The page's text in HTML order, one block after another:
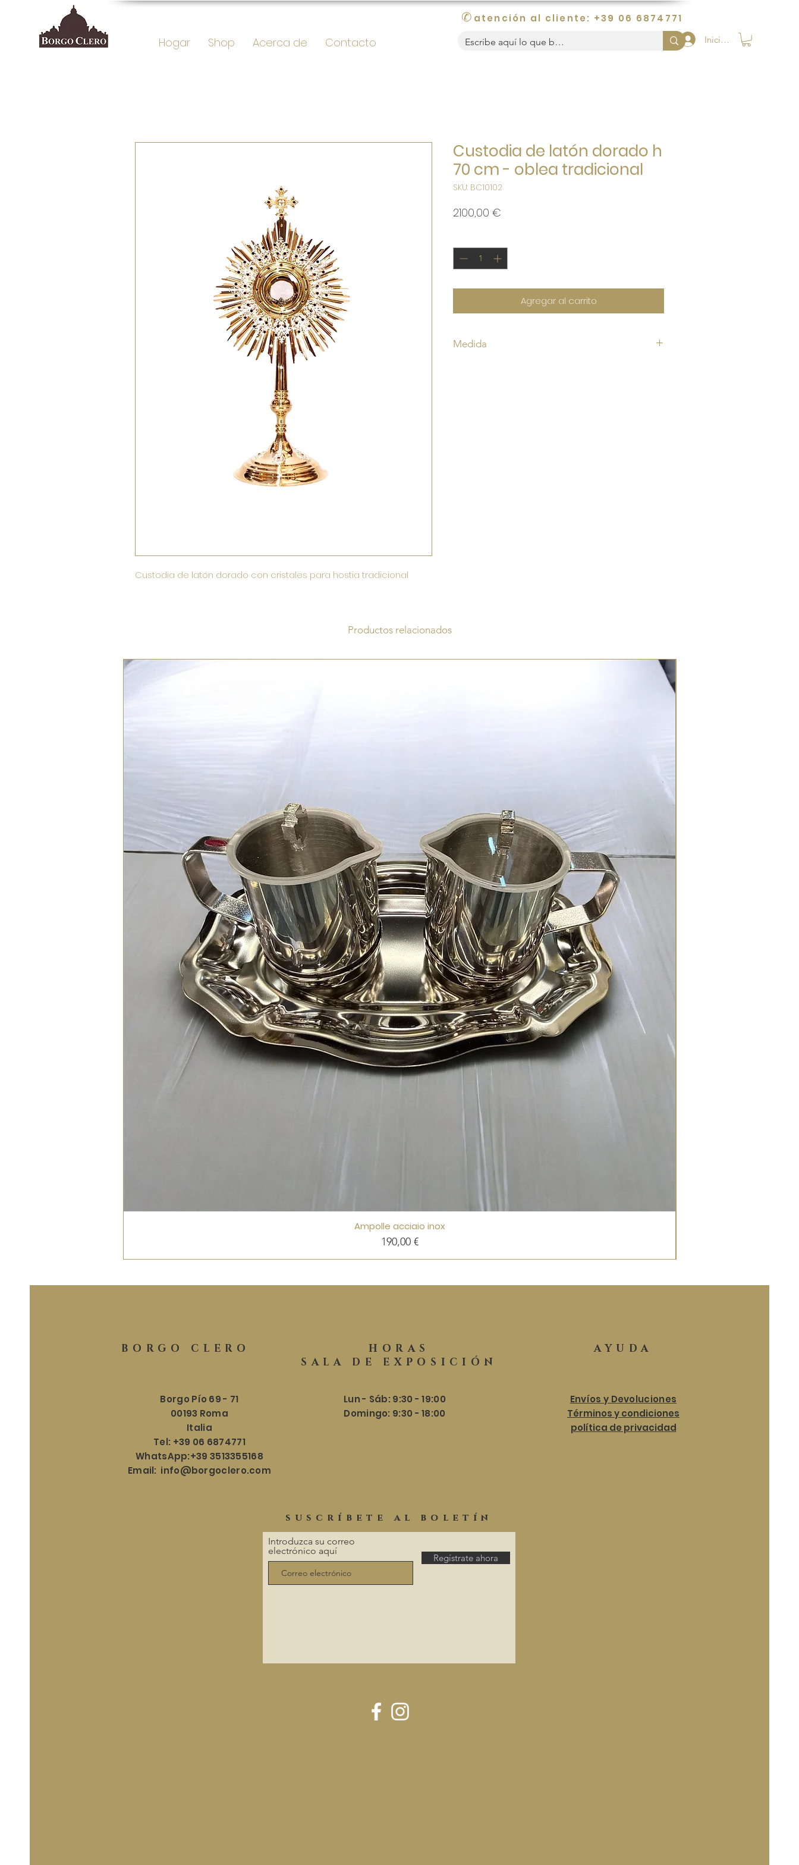
✆ atención al cliente: +39 06 6874771
Hogar Shop Acerca de Contacto Iniciar sesión
Custodia de latón dorado con cristales para hostia tradicional
Custodia de latón dorado h
70 cm - oblea tradicional
SKU: BC10102
2100,00 €
Agregar al carrito
Medida
Productos relacionados
Ampolle acciaio inox
Precio
190,00 €
BORGO CLERO
HORAS
SALA DE EXPOSICIÓN
Borgo Pío 69 - 71
00193 Roma
Italia
Tel: +39 06 6874771
WhatsApp:+39 3513355168
Email: info@borgoclero.com
Lun - Sáb: 9:30 - 19:00
​​Domingo: 9:30 - 18:00
AYUDA
Envíos y Devoluciones
Términos y condiciones
política de privacidad
suscríbete al boletín
Introduzca su correo
electrónico aquí
Regístrate ahora